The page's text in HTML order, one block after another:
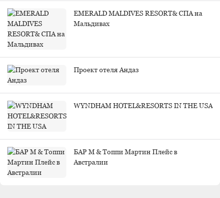
EMERALD MALDIVES RESORT& СПА на
Мальдивах
Проект отеля Андаз
WYNDHAM HOTEL&RESORTS IN THE USA
БАР M & Топпи Мартин Плейс в
Австралии